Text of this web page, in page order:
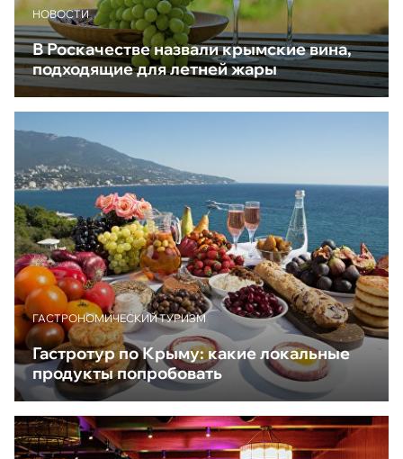
НОВОСТИ
В Роскачестве назвали крымские вина,
подходящие для летней жары
ГАСТРОНОМИЧЕСКИЙ ТУРИЗМ
Гастротур по Крыму: какие локальные
продукты попробовать